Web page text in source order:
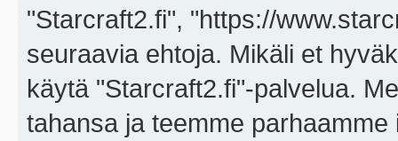
"Starcraft2.fi", "https://
seuraavia ehtoja. Mikäli et
käytä "Starcraft2.fi"-palvelua.
tahansa ja teemme